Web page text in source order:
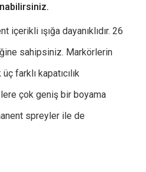
ışığa dayanıklıdır. 26
sahipsiniz. Markörlerin
farklı kapatıcılık
çok geniş bir boyama
spreyler ile de